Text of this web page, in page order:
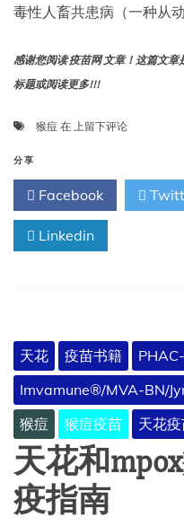
毒性人畜共患病（一种从
感谢您阅读 疫苗网 文章！这篇文
标题或阅读更多!!!
猴痘 在 猴
上留下评论
分享
Facebook
Linkedin
天花 疫苗书籍
Imvamune®/MVA-BN/
猴痘
猴痘疫苗 天花
天花和
疫指南